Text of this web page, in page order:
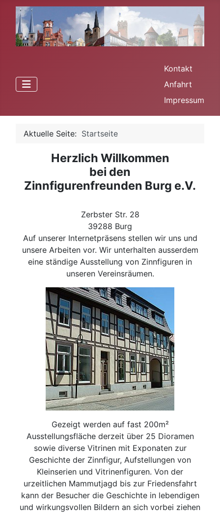
Kontakt
Anfahrt
Impressum
Aktuelle Seite: Startseite
Herzlich Willkommen
bei den
Zinnfigurenfreunden Burg e.V.
Zerbster Str. 28
39288 Burg
Auf unserer Internetpräsens stellen wir uns und
unsere Arbeiten vor. Wir unterhalten ausserdem
eine ständige Ausstellung von Zinnfiguren in
unseren Vereinsräumen.
Gezeigt werden auf fast 200m²
Ausstellungsfläche derzeit über 25 Dioramen
sowie diverse Vitrinen mit Exponaten zur
Geschichte der Zinnfigur, Aufstellungen von
Kleinserien und Vitrinenfiguren. Von der
urzeitlichen Mammutjagd bis zur Friedensfahrt
kann der Besucher die Geschichte in lebendigen
und wirkungsvollen Bildern an sich vorbei ziehen